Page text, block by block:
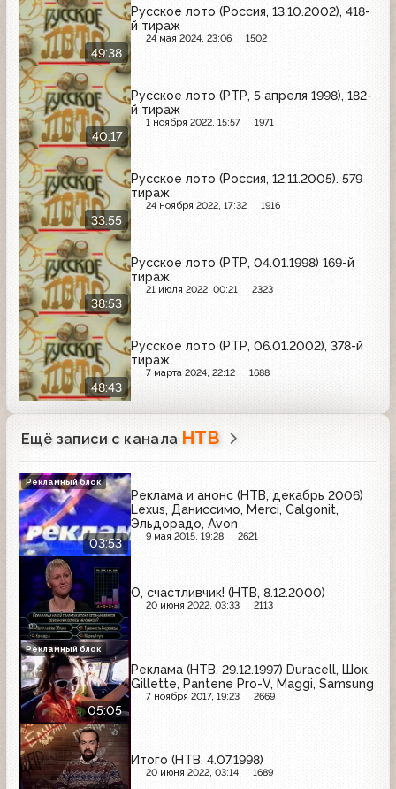
49:38
Русское лото (Россия, 13.10.2002), 418-
й тираж
24 мая 2024, 23:06 1502
40:17
Русское лото (РТР, 5 апреля 1998), 182-
й тираж
1 ноября 2022, 15:57 1971
33:55
Русское лото (Россия, 12.11.2005). 579
тираж
24 ноября 2022, 17:32 1916
38:53
Русское лото (РТР, 04.01.1998) 169-й
тираж
21 июля 2022, 00:21 2323
48:43
Русское лото (РТР, 06.01.2002), 378-й
тираж
7 марта 2024, 22:12 1688
Ещё записи с канала НТВ
03:53
Реклама и анонс (НТВ, декабрь 2006)
Lexus, Даниссимо, Merci, Calgonit,
Эльдорадо, Avon
9 мая 2015, 19:28 2621
Рекламный блок
О, счастливчик! (НТВ, 8.12.2000)
20 июня 2022, 03:33 2113
05:05
Реклама (НТВ, 29.12.1997) Duracell, Шок,
Gillette, Pantene Pro-V, Maggi, Samsung
7 ноября 2017, 19:23 2669
Рекламный блок
Итого (НТВ, 4.07.1998)
20 июня 2022, 03:14 1689